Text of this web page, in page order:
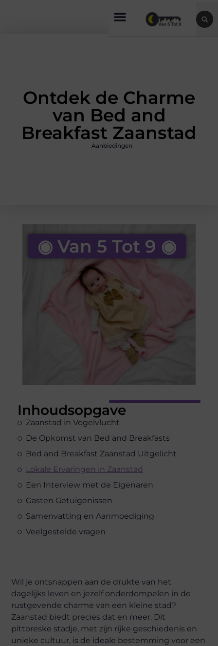
Ontdek de Charme
van Bed and
Breakfast Zaanstad
Aanbiedingen
Inhoudsopgave
Zaanstad in Vogelvlucht
De Opkomst van Bed and Breakfasts
Bed and Breakfast Zaanstad Uitgelicht
Lokale Ervaringen in Zaanstad
Een Interview met de Eigenaren
Gasten Getuigenissen
Samenvatting en Aanmoediging
Veelgestelde vragen
◉ Van 5 Tot 9 ◉
Wil je ontsnappen aan de drukte van het
dagelijks leven en jezelf onderdompelen in de
rustgevende charme van een kleine stad?
Zaanstad biedt precies dat en meer. Dit
pittoreske stadje, met zijn rijke geschiedenis en
unieke cultuur, is de ideale bestemming voor een